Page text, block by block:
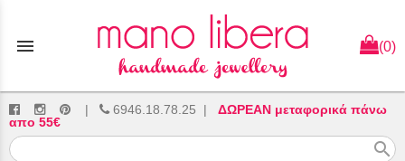
menu (0)
| 6946.18.78.25 | ΔΩΡΕΑΝ μεταφορικά πάνω
απο 55€
search